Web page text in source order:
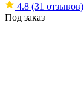
4.8 (31 отзывов)
Под заказ